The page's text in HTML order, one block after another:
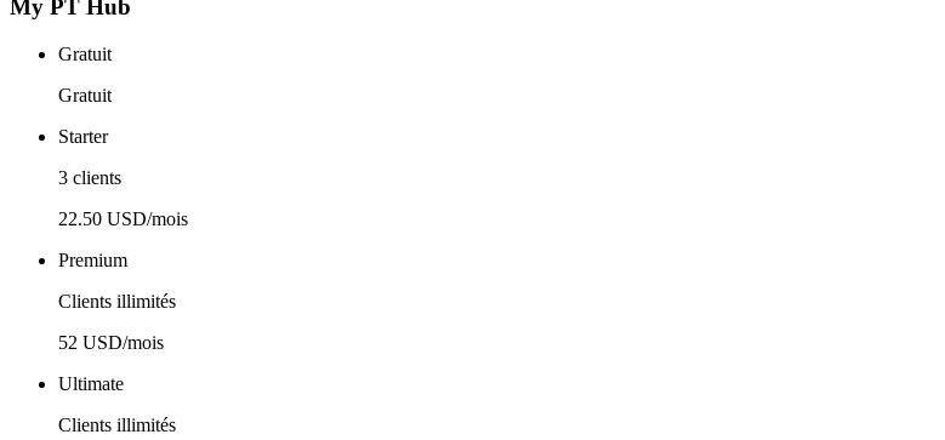
My PT Hub
Gratuit
Gratuit
Starter
3 clients
22.50 USD/mois
Premium
Clients illimités
52 USD/mois
Ultimate
Clients illimités